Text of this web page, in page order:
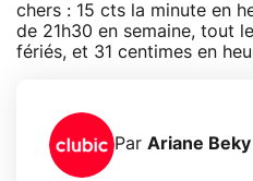
chers : 15 cts la minute en
de 21h30 en semaine, tout
fériés, et 31 centimes en
Par Ariane Beky